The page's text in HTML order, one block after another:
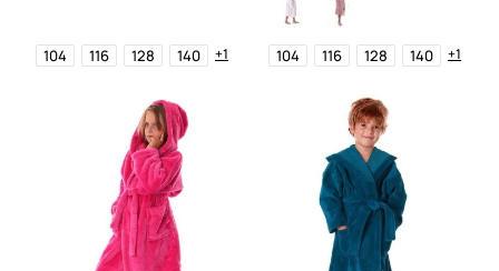
104 116 128 140 +1 104 116 128 140 +1